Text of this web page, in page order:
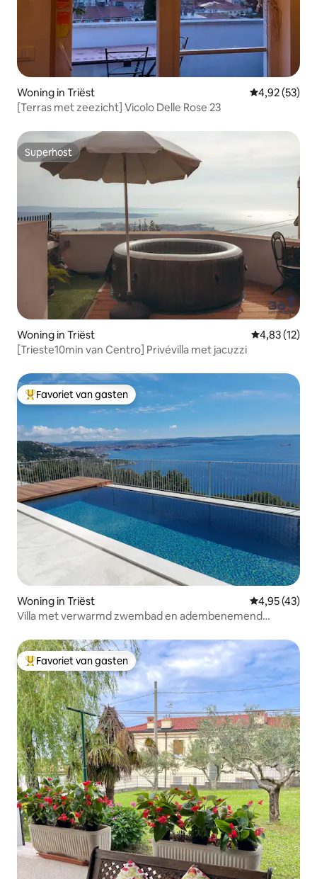
Woning in Triëst Gemiddelde
4,92 (53)
[Terras met zeezicht] Vicolo Delle Rose 23
Superhost
Superhost
Woning in Triëst Gemiddelde
4,83 (12)
[Trieste10min van Centro] Privévilla met jacuzzi
Topfavoriet van gasten
Favoriet van gasten
Woning in Triëst Gemiddelde
4,95 (43)
Villa met verwarmd zwembad en adembenemend
Topfavoriet van gasten
Favoriet van gasten